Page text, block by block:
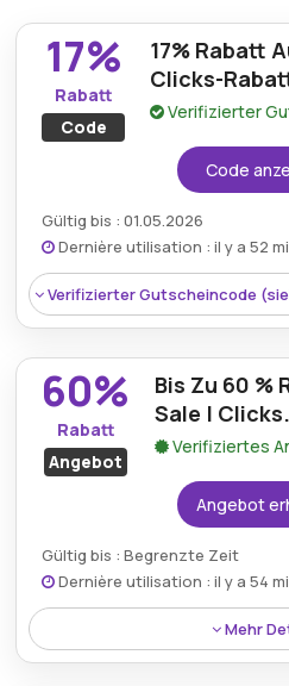
17%
Rabatt
Code
17% Rabatt
Clicks-
Verifizierter
Code
Gültig bis : 01.05.2026
Dernière utilisation : il y a 52
Verifizierter Gutscheincode
17% rabatt auf
Mindestkaufbetrag:
60%
Rabatt
Angebot
Bis Zu 60 %
Sale |
Verifiziertes
Angebot
Gültig bis : Begrenzte Zeit
Dernière utilisation : il y a 54
Mehr